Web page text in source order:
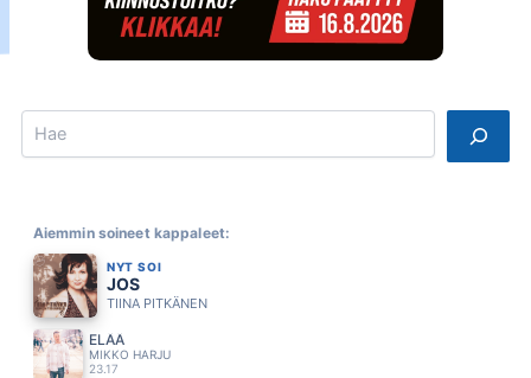
Search
Aiemmin soineet kappaleet:
NYT SOI
JOS
TIINA PITKÄNEN
ELÄÄ
MIKKO HARJU
23.17